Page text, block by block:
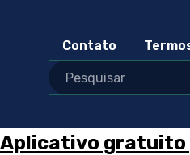
Contato
Aplicativo gratuito